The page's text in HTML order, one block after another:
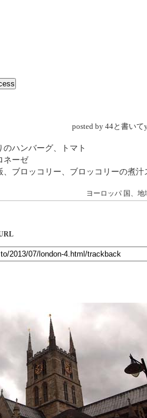
posted by 44と書いて
ハンバーグ、トマト
ネーゼ
ブロッコリー、ブロッコリーの煮汁
ヨーロッパ 国、地